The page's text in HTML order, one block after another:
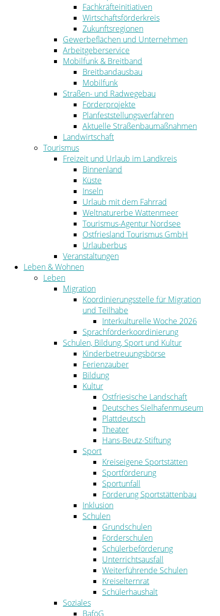
Fachkräfteinitiativen
Wirtschaftsförderkreis
Zukunftsregionen
Gewerbeflächen und Unternehmen
Arbeitgeberservice
Mobilfunk & Breitband
Breitbandausbau
Mobilfunk
Straßen- und Radwegebau
Förderprojekte
Planfeststellungsverfahren
Aktuelle Straßenbaumaßnahmen
Landwirtschaft
Tourismus
Freizeit und Urlaub im Landkreis
Binnenland
Küste
Inseln
Urlaub mit dem Fahrrad
Weltnaturerbe Wattenmeer
Tourismus-Agentur Nordsee
Ostfriesland Tourismus GmbH
Urlauberbus
Veranstaltungen
Leben & Wohnen
Leben
Migration
Koordinierungsstelle für Migration
und Teilhabe
Interkulturelle Woche 2026
Sprachförderkoordinierung
Schulen, Bildung, Sport und Kultur
Kinderbetreuungsbörse
Ferienzauber
Bildung
Kultur
Ostfriesische Landschaft
Deutsches Sielhafenmuseum
Plattdeutsch
Theater
Hans-Beutz-Stiftung
Sport
Kreiseigene Sportstätten
Sportförderung
Sportunfall
Förderung Sportstättenbau
Inklusion
Schulen
Grundschulen
Förderschulen
Schülerbeförderung
Unterrichtsausfall
Weiterführende Schulen
Kreiselternrat
Schülerhaushalt
Soziales
BaföG